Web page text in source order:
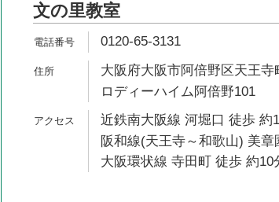
文の里教室
0120-65-3131
大阪府大阪市阿倍野区天王寺
ロディーハイム阿倍野101
近鉄南大阪線 河堀口 徒歩 約
阪和線(天王寺～和歌山) 美章
大阪環状線 寺田町 徒歩 約10